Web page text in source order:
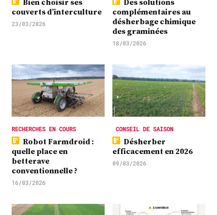
couverts d’interculture
23/03/2026
complémentaires au
désherbage chimique
des graminées
18/03/2026
RECHERCHES EN COURS
Robot Farmdroid :
quelle place en
betterave
conventionnelle ?
16/03/2026
CONSEIL DE SAISON
Désherber
efficacement en 2026
09/03/2026